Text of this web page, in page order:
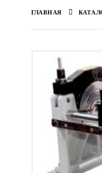
ГЛАВНАЯ